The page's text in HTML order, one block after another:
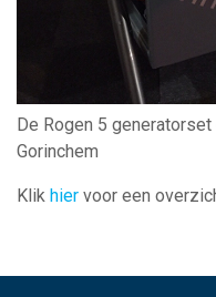
De Rogen 5
Gorinchem
Klik hier voor een